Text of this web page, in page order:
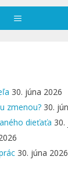
30. júna 2026
zmenou? 30.
dieťaťa 30.
30. júna 2026